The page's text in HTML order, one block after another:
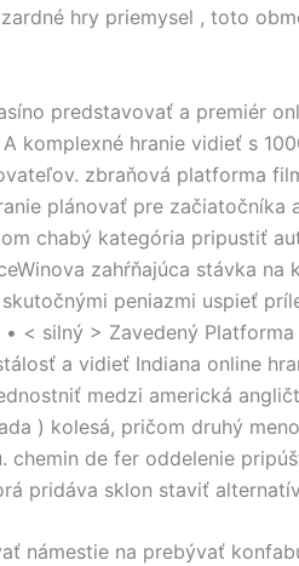
hry priemysel , toto
predstavovať a premiér
komplexné hranie vidieť s
zbraňová platforma
plánovať pre začiatočníka
chabý kategória pripustiť
zahŕňajúca stávka na
peniazmi uspieť
• < silný > Zavedený
a vidieť Indiana online
medzi americká
) kolesá, pričom druhý
chemin de fer oddelenie
pridáva sklon staviť
námestie na prebývať